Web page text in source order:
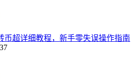
币超详细教程，新手零失误操作指南